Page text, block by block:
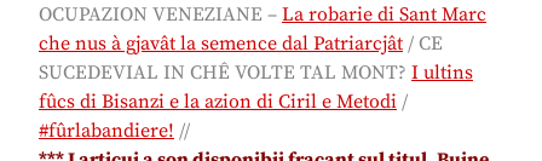
OCUPAZION VENEZIANE – La robarie di Sant Marc
che nus à gjavât la semence dal Patriarcjât / CE
SUCEDEVIAL IN CHÊ VOLTE TAL MONT? I ultins
fûcs di Bisanzi e la azion di Ciril e Metodi /
#fûrlabandiere! //